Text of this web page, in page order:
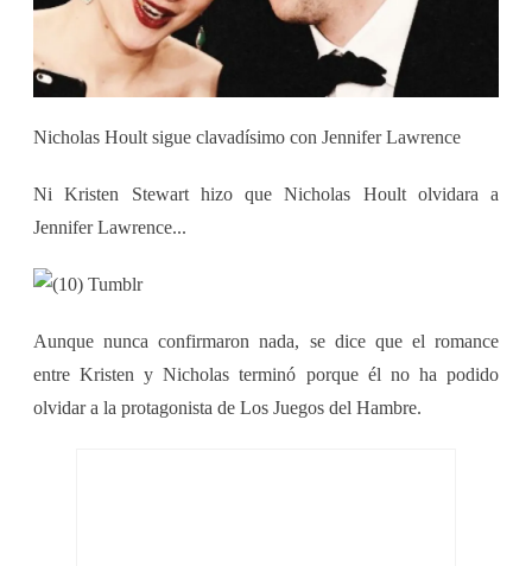
Nicholas Hoult sigue clavadísimo con Jennifer Lawrence
Ni Kristen Stewart hizo que Nicholas Hoult olvidara a
Jennifer Lawrence...
Aunque nunca confirmaron nada, se dice que el romance
entre Kristen y Nicholas terminó porque él no ha podido
olvidar a la protagonista de Los Juegos del Hambre.